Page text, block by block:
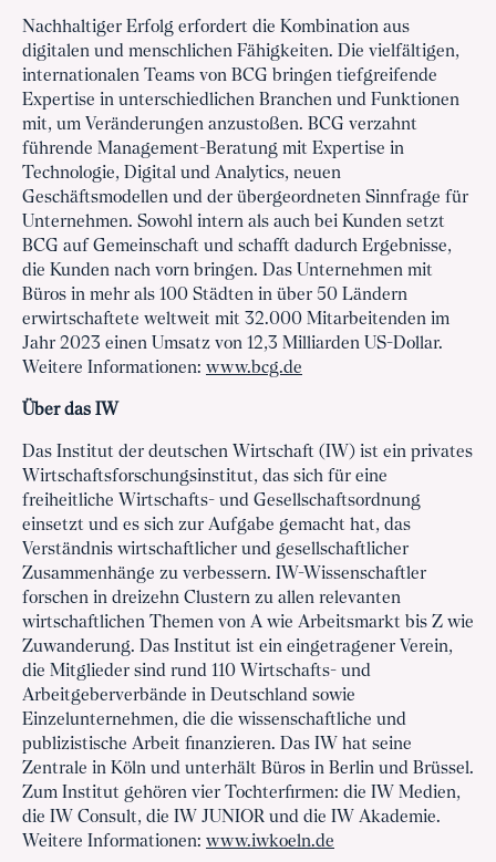
Nachhaltiger Erfolg erfordert die Kombination aus
digitalen und menschlichen Fähigkeiten. Die vielfältigen,
internationalen Teams von BCG bringen tiefgreifende
Expertise in unterschiedlichen Branchen und Funktionen
mit, um Veränderungen anzustoßen. BCG verzahnt
führende Management-Beratung mit Expertise in
Technologie, Digital und Analytics, neuen
Geschäftsmodellen und der übergeordneten Sinnfrage für
Unternehmen. Sowohl intern als auch bei Kunden setzt
BCG auf Gemeinschaft und schafft dadurch Ergebnisse,
die Kunden nach vorn bringen. Das Unternehmen mit
Büros in mehr als 100 Städten in über 50 Ländern
erwirtschaftete weltweit mit 32.000 Mitarbeitenden im
Jahr 2023 einen Umsatz von 12,3 Milliarden US-Dollar.
Weitere Informationen: www.bcg.de
Über das IW
Das Institut der deutschen Wirtschaft (IW) ist ein privates
Wirtschaftsforschungsinstitut, das sich für eine
freiheitliche Wirtschafts- und Gesellschaftsordnung
einsetzt und es sich zur Aufgabe gemacht hat, das
Verständnis wirtschaftlicher und gesellschaftlicher
Zusammenhänge zu verbessern. IW-Wissenschaftler
forschen in dreizehn Clustern zu allen relevanten
wirtschaftlichen Themen von A wie Arbeitsmarkt bis Z wie
Zuwanderung. Das Institut ist ein eingetragener Verein,
die Mitglieder sind rund 110 Wirtschafts- und
Arbeitgeberverbände in Deutschland sowie
Einzelunternehmen, die die wissenschaftliche und
publizistische Arbeit finanzieren. Das IW hat seine
Zentrale in Köln und unterhält Büros in Berlin und Brüssel.
Zum Institut gehören vier Tochterfirmen: die IW Medien,
die IW Consult, die IW JUNIOR und die IW Akademie.
Weitere Informationen: www.iwkoeln.de